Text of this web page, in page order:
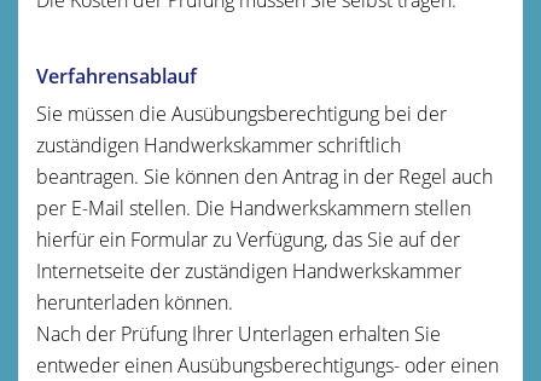
Verfahrensablauf
Sie müssen die Ausübungsberechtigung bei der
zuständigen Handwerkskammer schriftlich
beantragen. Sie können den Antrag in der Regel auch
per E-Mail stellen. Die Handwerkskammern stellen
hierfür ein Formular zu Verfügung, das Sie auf der
Internetseite der zuständigen Handwerkskammer
herunterladen können.
Nach der Prüfung Ihrer Unterlagen erhalten Sie
entweder einen Ausübungsberechtigungs- oder einen